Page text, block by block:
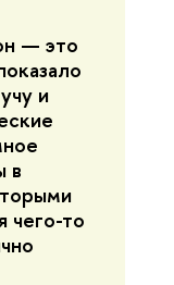
— это
и
в
чего-то